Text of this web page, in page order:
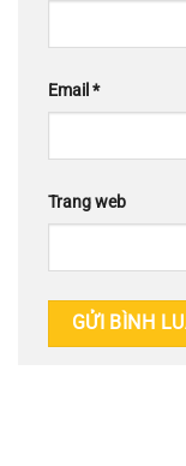
Email *
Trang web